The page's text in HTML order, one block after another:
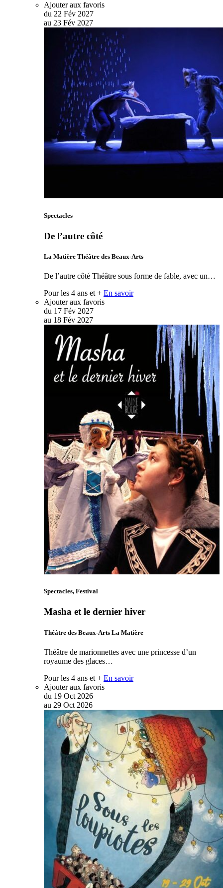
Ajouter aux favoris
du 22 Fév 2027
au 23 Fév 2027
Spectacles
De l’autre côté
La Matière Théâtre des Beaux-Arts
De l’autre côté Théâtre sous forme de fable, avec un…
Pour les 4 ans et + En savoir
Ajouter aux favoris
du 17 Fév 2027
au 18 Fév 2027
Spectacles, Festival
Masha et le dernier hiver
Théâtre des Beaux-Arts La Matière
Théâtre de marionnettes avec une princesse d’un
royaume des glaces…
Pour les 4 ans et + En savoir
Ajouter aux favoris
du 19 Oct 2026
au 29 Oct 2026